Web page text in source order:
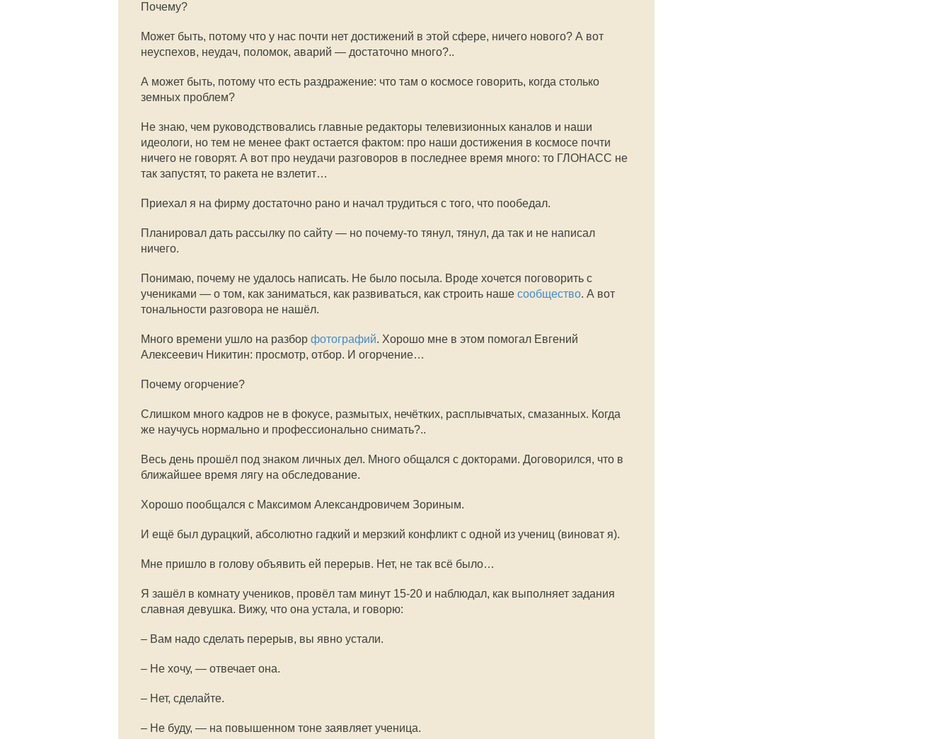
Почему?
Может быть, потому что у нас почти нет достижений в этой сфере, ничего нового? А вот
неуспехов, неудач, поломок, аварий — достаточно много?..
А может быть, потому что есть раздражение: что там о космосе говорить, когда столько
земных проблем?
Не знаю, чем руководствовались главные редакторы телевизионных каналов и наши
идеологи, но тем не менее факт остается фактом: про наши достижения в космосе почти
ничего не говорят. А вот про неудачи разговоров в последнее время много: то ГЛОНАСС не
так запустят, то ракета не взлетит…
Приехал я на фирму достаточно рано и начал трудиться с того, что пообедал.
Планировал дать рассылку по сайту — но почему-то тянул, тянул, да так и не написал
ничего.
Понимаю, почему не удалось написать. Не было посыла. Вроде хочется поговорить с
учениками — о том, как заниматься, как развиваться, как строить наше сообщество. А вот
тональности разговора не нашёл.
Много времени ушло на разбор фотографий. Хорошо мне в этом помогал Евгений
Алексеевич Никитин: просмотр, отбор. И огорчение…
Почему огорчение?
Слишком много кадров не в фокусе, размытых, нечётких, расплывчатых, смазанных. Когда
же научусь нормально и профессионально снимать?..
Весь день прошёл под знаком личных дел. Много общался с докторами. Договорился, что в
ближайшее время лягу на обследование.
Хорошо пообщался с Максимом Александровичем Зориным.
И ещё был дурацкий, абсолютно гадкий и мерзкий конфликт с одной из учениц (виноват я).
Мне пришло в голову объявить ей перерыв. Нет, не так всё было…
Я зашёл в комнату учеников, провёл там минут 15-20 и наблюдал, как выполняет задания
славная девушка. Вижу, что она устала, и говорю:
– Вам надо сделать перерыв, вы явно устали.
– Не хочу, — отвечает она.
– Нет, сделайте.
– Не буду, — на повышенном тоне заявляет ученица.